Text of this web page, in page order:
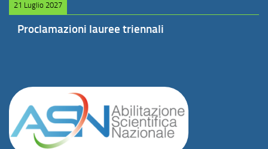
21 Luglio 2027
Proclamazioni lauree triennali